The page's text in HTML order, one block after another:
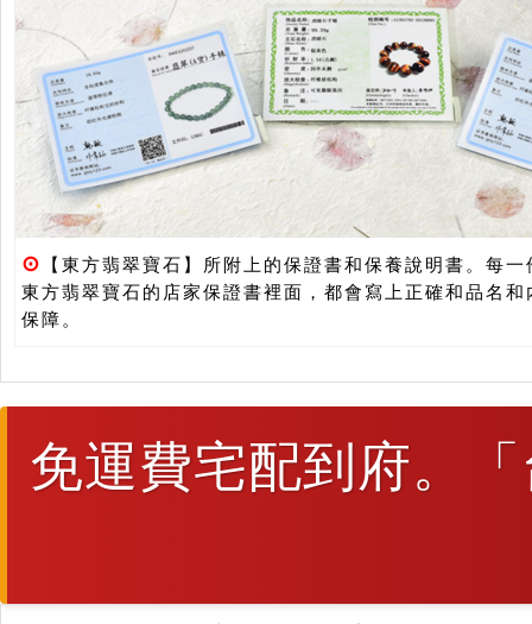
⊙
【東方翡翠寶石】所附上的保證書和保養說明書。每
東方翡翠寶石的店家保證書裡面，都會寫上正確和品名
保障。
免運費宅配到府。